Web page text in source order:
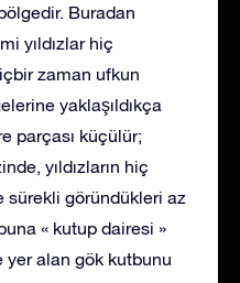
Buradan
yıldızlar hiç
zaman ufkun
yaklaşıldıkça
parçası küçülür;
yıldızların hiç
sürekli göründükleri az
« kutup dairesi »
yer alan gök kutbunu